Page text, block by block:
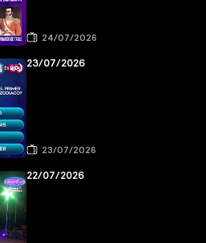
24/07/2026
23/07/2026
23/07/2026
22/07/2026